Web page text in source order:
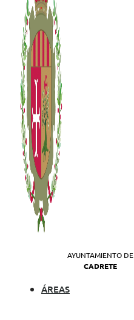
AYUNTAMIENTO DE
CADRETE
ÁREAS